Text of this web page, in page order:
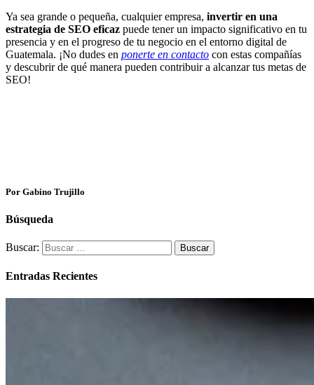
Ya sea grande o pequeña, cualquier empresa, invertir en una
estrategia de SEO eficaz puede tener un impacto significativo en tu
presencia y en el progreso de tu negocio en el entorno digital de
Guatemala. ¡No dudes en ponerte en contacto con estas compañías
y descubrir de qué manera pueden contribuir a alcanzar tus metas de
SEO!
Por Gabino Trujillo
Búsqueda
Buscar:
Entradas Recientes